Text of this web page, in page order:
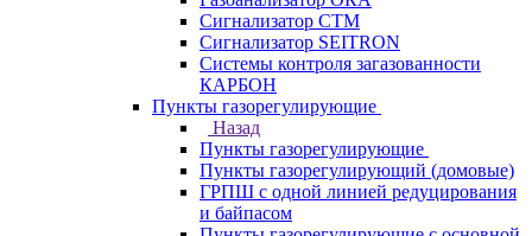
Сигнализатор СТМ
Сигнализатор SEITRON
Системы контроля загазованности
КАРБОН
Пункты газорегулирующие
Назад
Пункты газорегулирующие
Пункты газорегулирующий (домовые)
ГРПШ с одной линией редуцирования
и байпасом